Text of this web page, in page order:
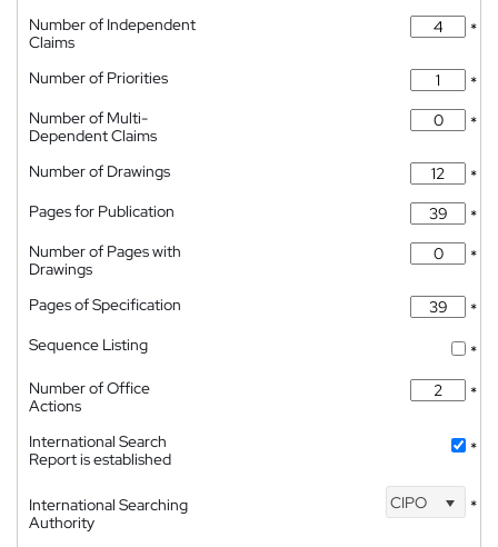
Number of Independent
Claims
*
Number of Priorities
*
Number of Multi-
Dependent Claims
*
Number of Drawings
*
Pages for Publication
*
Number of Pages with
Drawings
*
Pages of Specification
*
Sequence Listing
*
Number of Office
Actions
*
International Search
Report is established
*
International Searching
Authority
CIPO *